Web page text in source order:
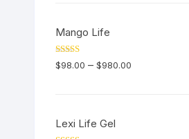
Mango Life
Valorado en
5.00de 5
$98.00 – $980.00
Lexi Life Gel